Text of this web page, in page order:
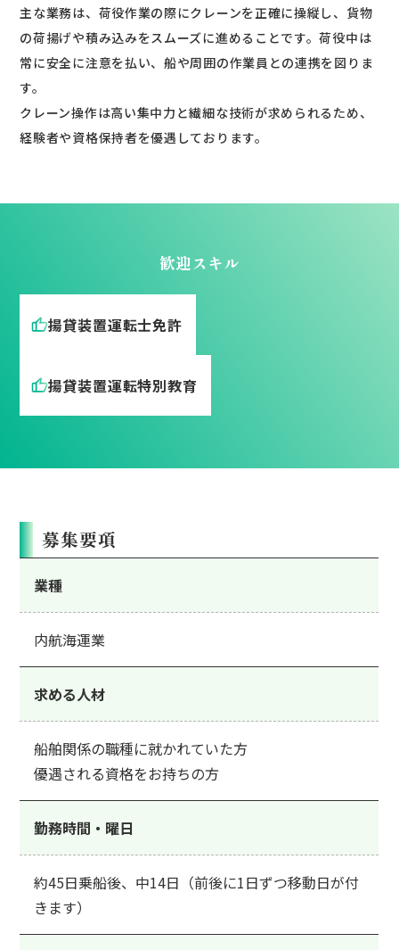
主な業務は、荷役作業の際にクレーンを正確に操縦し、貨物
の荷揚げや積み込みをスムーズに進めることです。荷役中は
常に安全に注意を払い、船や周囲の作業員との連携を図りま
す。
クレーン操作は高い集中力と繊細な技術が求められるため、
経験者や資格保持者を優遇しております。
歓迎スキル
揚貸装置運転士免許
揚貸装置運転特別教育
募集要項
業種
内航海運業
求める人材
船舶関係の職種に就かれていた方
優遇される資格をお持ちの方
勤務時間・曜日
約45日乗船後、中14日（前後に1日ずつ移動日が付
きます）